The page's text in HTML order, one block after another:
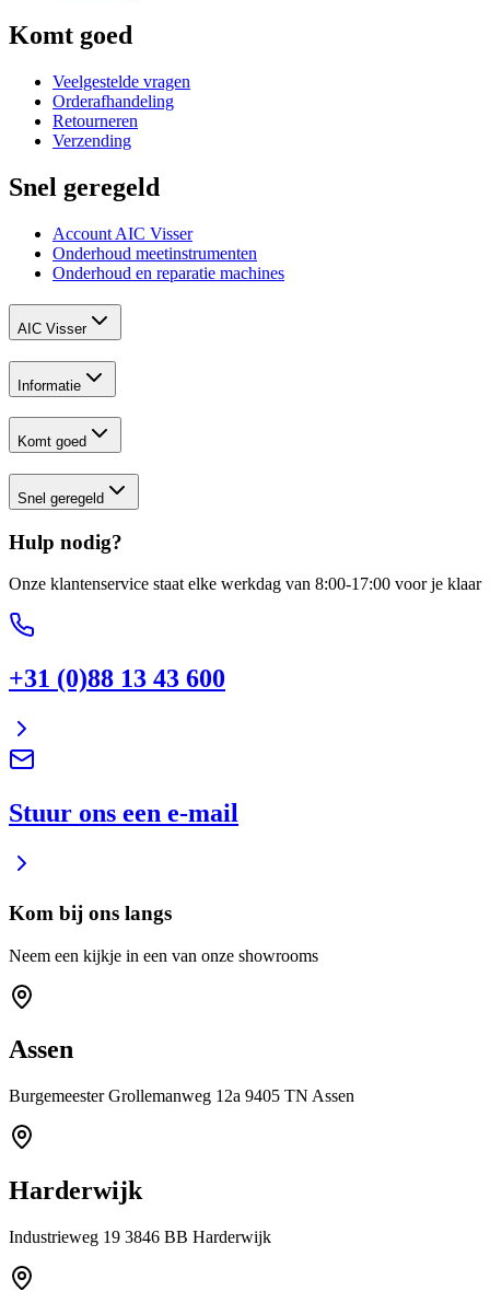
Komt goed
Veelgestelde vragen
Orderafhandeling
Retourneren
Verzending
Snel geregeld
Account AIC Visser
Onderhoud meetinstrumenten
Onderhoud en reparatie machines
AIC Visser
Informatie
Komt goed
Snel geregeld
Hulp nodig?
Onze klantenservice staat elke werkdag van 8:00-17:00 voor je klaar
+31 (0)88 13 43 600
Stuur ons een e-mail
Kom bij ons langs
Neem een kijkje in een van onze showrooms
Assen
Burgemeester Grollemanweg 12a 9405 TN Assen
Harderwijk
Industrieweg 19 3846 BB Harderwijk